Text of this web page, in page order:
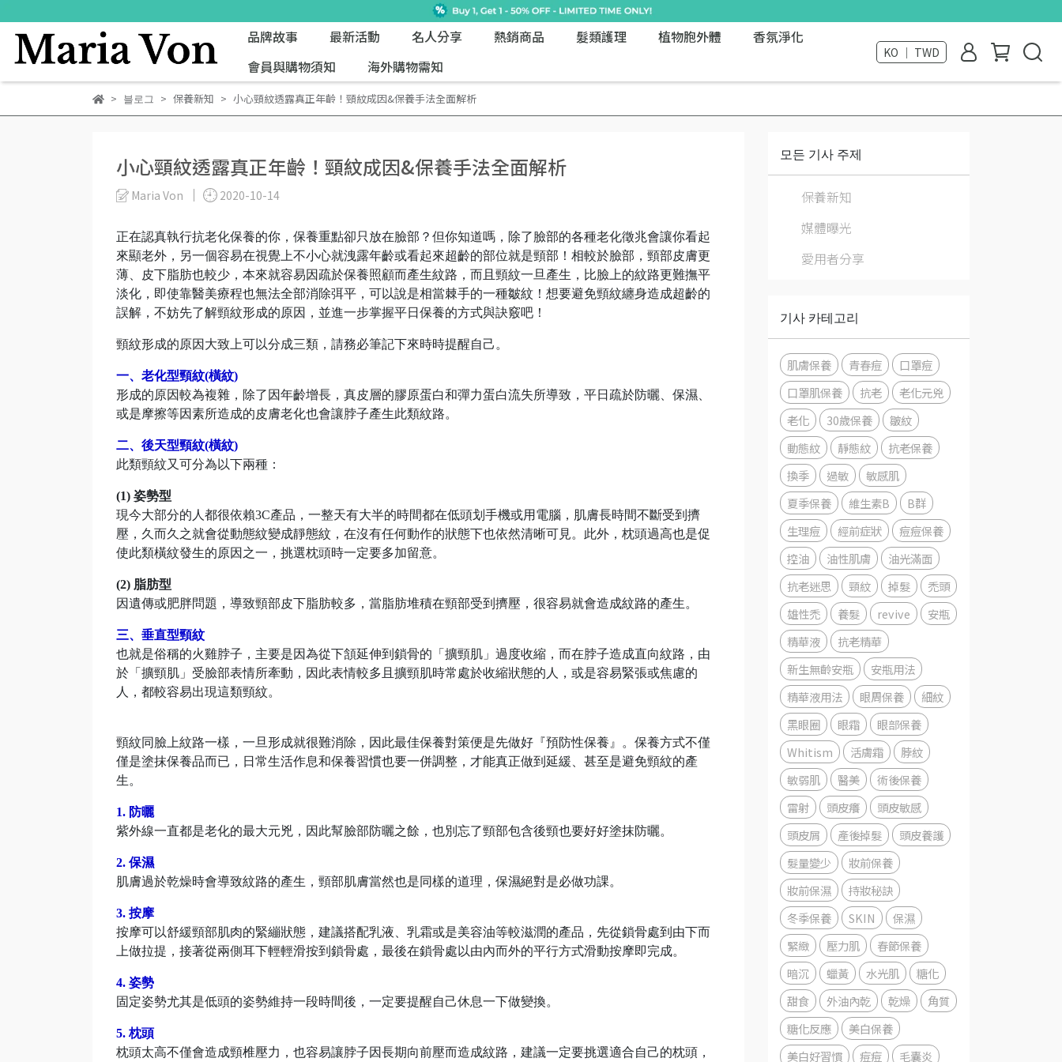
品牌故事 最新活動 名人分享 熱銷商品 髮類護理 植物胞外體
香氛淨化
會員與購物須知
海外購物需知
KO ｜ TWD
블로그 保養新知 小心頸紋透露真正年齡！頸紋成因&保養手法全面解析
小心頸紋透露真正年齡！頸紋成因&保養手法全面解析
Maria Von 2020-10-14
正在認真執行抗老化保養的你，保養重點卻只放在臉部？但你知道嗎，除了臉部的各種老化徵兆會讓你看起
來顯老外，另一個容易在視覺上不小心就洩露年齡或看起來超齡的部位就是頸部！相較於臉部，頸部皮膚更
薄、皮下脂肪也較少，本來就容易因疏於保養照顧而產生紋路，而且頸紋一旦產生，比臉上的紋路更難撫平
淡化，即使靠醫美療程也無法全部消除弭平，可以說是相當棘手的一種皺紋！想要避免頸紋纏身造成超齡的
誤解，不妨先了解頸紋形成的原因，並進一步掌握平日保養的方式與訣竅吧！
頸紋形成的原因大致上可以分成三類，請務必筆記下來時時提醒自己。
一、老化型頸紋(橫紋)
形成的原因較為複雜，除了因年齡增長，真皮層的膠原蛋白和彈力蛋白流失所導致，平日疏於防曬、保濕、
或是摩擦等因素所造成的皮膚老化也會讓脖子產生此類紋路。
二、後天型頸紋(橫紋)
此類頸紋又可分為以下兩種：
(1) 姿勢型
現今大部分的人都很依賴3C產品，一整天有大半的時間都在低頭划手機或用電腦，肌膚長時間不斷受到擠
壓，久而久之就會從動態紋變成靜態紋，在沒有任何動作的狀態下也依然清晰可見。此外，枕頭過高也是促
使此類橫紋發生的原因之一，挑選枕頭時一定要多加留意。
(2) 脂肪型
因遺傳或肥胖問題，導致頸部皮下脂肪較多，當脂肪堆積在頸部受到擠壓，很容易就會造成紋路的產生。
三、垂直型頸紋
也就是俗稱的火雞脖子，主要是因為從下頷延伸到鎖骨的「擴頸肌」過度收縮，而在脖子造成直向紋路，由
於「擴頸肌」受臉部表情所牽動，因此表情較多且擴頸肌時常處於收縮狀態的人，或是容易緊張或焦慮的
人，都較容易出現這類頸紋。
頸紋同臉上紋路一樣，一旦形成就很難消除，因此最佳保養對策便是先做好『預防性保養』。保養方式不僅
僅是塗抹保養品而已，日常生活作息和保養習慣也要一併調整，才能真正做到延緩、甚至是避免頸紋的產
生。
1. 防曬
紫外線一直都是老化的最大元兇，因此幫臉部防曬之餘，也別忘了頸部包含後頸也要好好塗抹防曬。
2. 保濕
肌膚過於乾燥時會導致紋路的產生，頸部肌膚當然也是同樣的道理，保濕絕對是必做功課。
3. 按摩
按摩可以舒緩頸部肌肉的緊繃狀態，建議搭配乳液、乳霜或是美容油等較滋潤的產品，先從鎖骨處到由下而
上做拉提，接著從兩側耳下輕輕滑按到鎖骨處，最後在鎖骨處以由內而外的平行方式滑動按摩即完成。
4. 姿勢
固定姿勢尤其是低頭的姿勢維持一段時間後，一定要提醒自己休息一下做變換。
5. 枕頭
枕頭太高不僅會造成頸椎壓力，也容易讓脖子因長期向前壓而造成紋路，建議一定要挑選適合自己的枕頭，
모든 기사 주제
保養新知
媒體曝光
愛用者分享
기사 카테고리
肌膚保養 青春痘
口罩痘
口罩肌保養
抗老
老化元兇
老化
30歲保養
皺紋
動態紋
靜態紋
抗老保養
換季
過敏
敏感肌
夏季保養
維生素B
B群
生理痘
經前症狀
痘痘保養
控油
油性肌膚
油光滿面
抗老迷思
頸紋 掉髮
禿頭
雄性禿
養髮 revive
安瓶
精華液
抗老精華
新生無齡安瓶
安瓶用法
精華液用法
眼周保養
細紋
黑眼圈
眼霜
眼部保養
Whitism
活膚霜
脖紋
敏弱肌
醫美
術後保養
雷射
頭皮癢
頭皮敏感
頭皮屑
產後掉髮
頭皮養護
髮量變少
妝前保養
妝前保濕
持妝秘訣
冬季保養
SKIN
保濕
緊緻
壓力肌
春節保養
暗沉
蠟黃 水光肌
糖化
甜食
外油內乾 乾燥
角質
糖化反應
美白保養
美白好習慣
痘痘
毛囊炎